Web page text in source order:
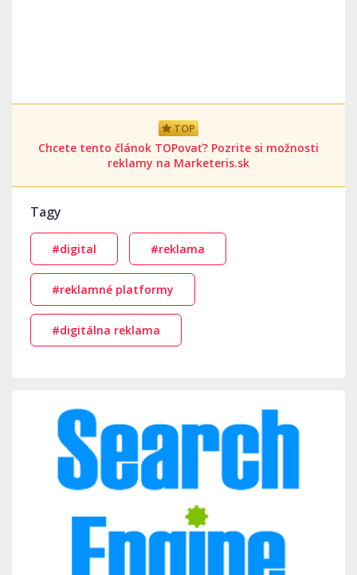
TOP
Chcete tento článok TOPovať? Pozrite si možnosti
reklamy na Marketeris.sk
Tagy
#digital #reklama
#reklamné platformy
#digitálna reklama